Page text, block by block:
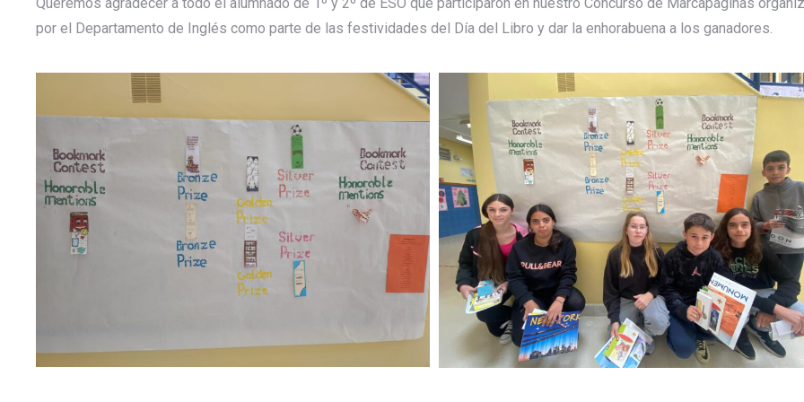
por el Departamento de Inglés como parte de las festividades del Día del Libro y dar la enhorabuena a los ganadores.